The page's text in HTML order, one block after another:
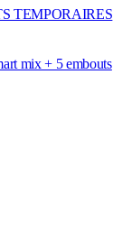
TEMPORAIRES
mix + 5 embouts